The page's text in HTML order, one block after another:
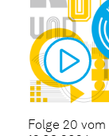
Folge 20 vom